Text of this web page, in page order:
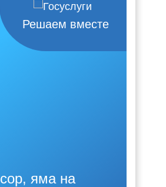
Решаем вместе
яма на